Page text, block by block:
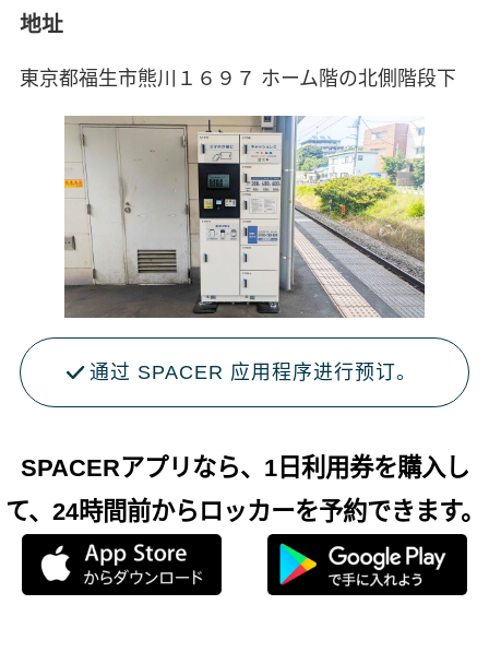
地址
東京都福生市熊川１６９７ ホーム階の北側階段下
通过 SPACER 应用程序进行预订。
SPACERアプリなら、1日利用券を購入し
て、24時間前からロッカーを予約できます。